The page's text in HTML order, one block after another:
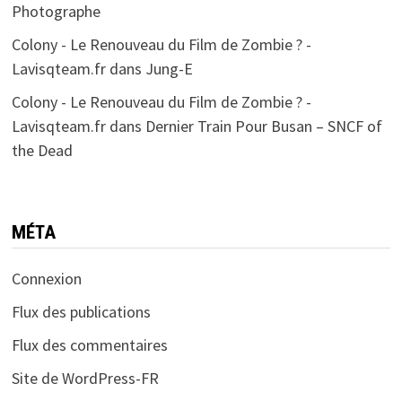
Photographe
Colony - Le Renouveau du Film de Zombie ? -
Lavisqteam.frdans Jung-E
Colony - Le Renouveau du Film de Zombie ? -
Lavisqteam.frdans Dernier Train Pour Busan – SNCF of
the Dead
MÉTA
Connexion
Flux des publications
Flux des commentaires
Site de WordPress-FR